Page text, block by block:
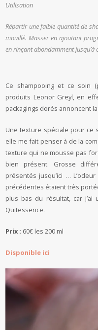
Utilisation
Répartir une faible quantité de
mouillé. Masser en ajoutant
en rinçant abondamment jusqu’à
Ce shampooing et ce soin
produits Leonor Greyl, en
packagings dorés annoncent
Une texture spéciale pour ce
elle me fait penser à de la
texture qui ne mousse pas
bien présent. Grosse
présentés jusqu’ici …
précédentes étaient très
plus bas du résultat, car j’ai
Quitessence.
Prix : 60€ les 200 ml
Disponible ici